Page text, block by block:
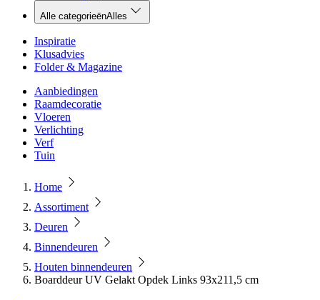
Alle categorieënAlles
Inspiratie
Klusadvies
Folder & Magazine
Aanbiedingen
Raamdecoratie
Vloeren
Verlichting
Verf
Tuin
Home
Assortiment
Deuren
Binnendeuren
Houten binnendeuren
Boarddeur UV Gelakt Opdek Links 93x211,5 cm